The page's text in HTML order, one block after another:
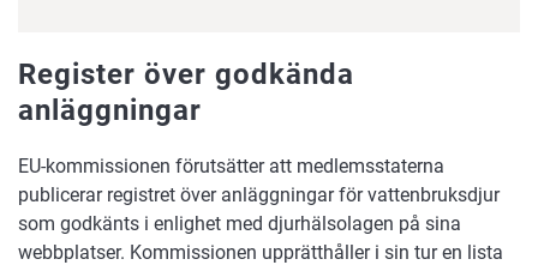
Register över godkända
anläggningar
EU-kommissionen förutsätter att medlemsstaterna
publicerar registret över anläggningar för vattenbruksdjur
som godkänts i enlighet med djurhälsolagen på sina
webbplatser. Kommissionen upprätthåller i sin tur en lista